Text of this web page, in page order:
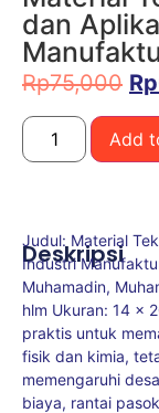
dan
Rp75,000 Rp
Add
Deskripsi
Judul: Material
Industri
Muhamadin,
hlm Ukuran: 14 x
praktis untuk
fisik dan kimia,
memengaruhi
biaya, rantai